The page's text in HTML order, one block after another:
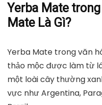
Yerba Mate
Mate Là Gì?
Yerba Mate trong văn
thảo mộc được làm từ
một loài cây thường
vực như Argentina,